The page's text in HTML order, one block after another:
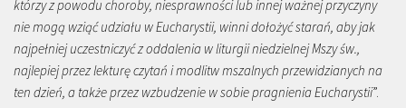
którzy z powodu choroby, niesprawności lub innej ważnej przyczyny
nie mogą wziąć udziału w Eucharystii, winni dołożyć starań, aby jak
najpełniej uczestniczyć z oddalenia w liturgii niedzielnej Mszy św.,
najlepiej przez lekturę czytań i modlitw mszalnych przewidzianych na
ten dzień, a także przez wzbudzenie w sobie pragnienia Eucharystii”.